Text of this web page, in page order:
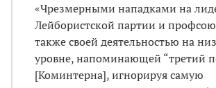
«Чрезмерными нападками на
Лейбористской партии и
также своей деятельностью на
уровне, напоминающей “третий
[Коминтерна], игнорируя самую